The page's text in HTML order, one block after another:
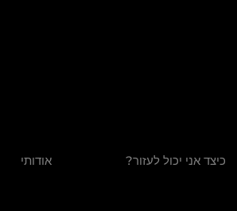
כיצד אני יכול לעזור? אודותי